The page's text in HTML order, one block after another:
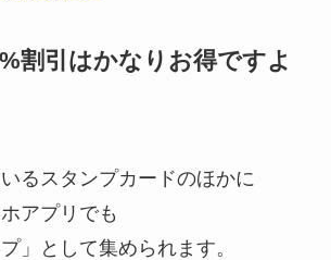
割引はかなりお得ですよ
るスタンプカードのほかに
アプリでも
」として集められます。